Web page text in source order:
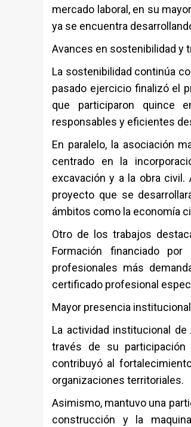
mercado laboral, en su
ya se encuentra
Avances en sostenibilidad y
La sostenibilidad continúa
pasado ejercicio finalizó el
que participaron quince
responsables y eficientes
En paralelo, la asociación
centrado en la
excavación y a la obra civil.
proyecto que se
ámbitos como la economía
Otro de los trabajos
Formación financiado
profesionales más
certificado profesional
Mayor presencia
La actividad institucional
través de su participación
contribuyó al
organizaciones territoriales.
Asimismo, mantuvo una
construcción y la